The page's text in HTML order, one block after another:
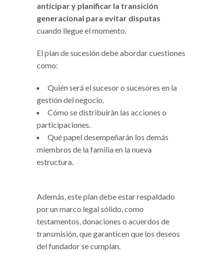
anticipar y planificar la transición
generacional para evitar disputas
cuando llegue el momento.
El plan de sucesión debe abordar cuestiones
como:
Quién será el sucesor o sucesores en la
gestión del negocio.
Cómo se distribuirán las acciones o
participaciones.
Qué papel desempeñarán los demás
miembros de la familia en la nueva
estructura.
Además, este plan debe estar respaldado
por un marco legal sólido, como
testamentos, donaciones o acuerdos de
transmisión, que garanticen que los deseos
del fundador se cumplan.